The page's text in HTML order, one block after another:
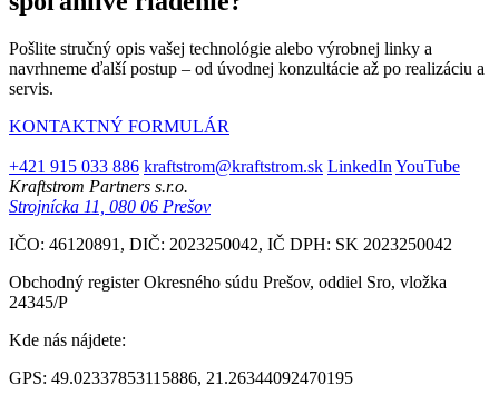
Pošlite stručný opis vašej technológie alebo výrobnej linky a
navrhneme ďalší postup – od úvodnej konzultácie až po realizáciu a
servis.
KONTAKTNÝ FORMULÁR
+421 915 033 886 kraftstrom@kraftstrom.sk LinkedIn YouTube
Kraftstrom Partners s.r.o.
Strojnícka 11, 080 06 Prešov
IČO: 46120891, DIČ: 2023250042, IČ DPH: SK 2023250042
Obchodný register Okresného súdu Prešov, oddiel Sro, vložka
24345/P
Kde nás nájdete:
GPS: 49.02337853115886, 21.26344092470195